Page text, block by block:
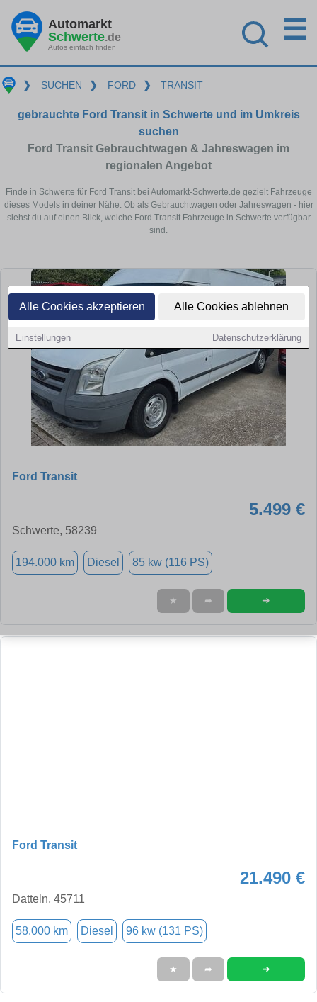
Alle Cookies akzeptieren Alle Cookies ablehnen
Einstellungen Datenschutzerklärung
Automarkt
Schwerte.de
Autos einfach finden
☰
❯ SUCHEN ❯ FORD ❯ TRANSIT
gebrauchte Ford Transit in Schwerte und im Umkreis
suchen
Ford Transit Gebrauchtwagen & Jahreswagen im
regionalen Angebot
Finde in Schwerte für Ford Transit bei Automarkt-Schwerte.de gezielt Fahrzeuge
dieses Models in deiner Nähe. Ob als Gebrauchtwagen oder Jahreswagen - hier
siehst du auf einen Blick, welche Ford Transit Fahrzeuge in Schwerte verfügbar
sind.
Ford Transit
5.499 €
Schwerte, 58239
194.000 km Diesel 85 kw (116 PS)
★ ➦ ➜
Ford Transit
21.490 €
Datteln, 45711
58.000 km Diesel 96 kw (131 PS)
★ ➦ ➜